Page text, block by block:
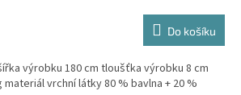
Do košíku
výrobku 180 cm tloušťka výrobku 8 cm
vrchní látky 80 % bavlna + 20 %